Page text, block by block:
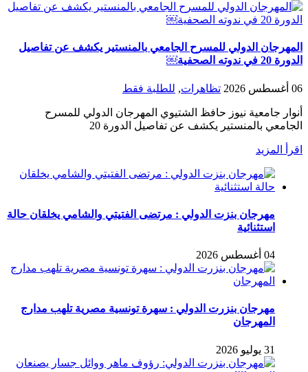
المهرجان الدولي للمسرح الجامعي بالمنستير يكشف عن تفاصيل
الدورة 20 في ندوته الصحفية￼
06 أغسطس 2026 تظاهرات, للطلبة فقط
أنوار جامعية نيوز حافظ الشتيوي المهرجان الدولي للمسرح
الجامعي بالمنستير يكشف عن تفاصيل الدورة 20
اقرأ المزيد
مهرجان بنزت الدولي : مرتضى الفتيتي والشامي يخلقان حالة
استثنائية
04 أغسطس 2026
مهرجان بنزرت الدولي : سهرة تونسية مصرية تلهب مدارج
المهرجان
31 يوليو 2026